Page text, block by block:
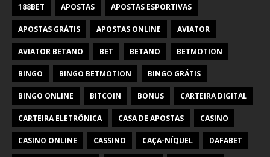
188BET APOSTAS APOSTAS ESPORTIVAS
APOSTAS GRÁTIS APOSTAS ONLINE AVIATOR
AVIATOR BETANO BET BETANO BETMOTION
BINGO BINGO BETMOTION BINGO GRÁTIS
BINGO ONLINE BITCOIN BONUS CARTEIRA DIGITAL
CARTEIRA ELETRÔNICA CASA DE APOSTAS CASINO
CASINO ONLINE CASSINO CAÇA-NÍQUEL DAFABET